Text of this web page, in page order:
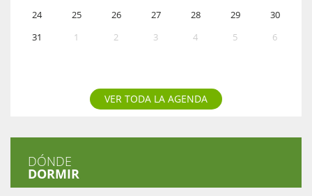
24
25 26 27 28 29
30
31
1 2 3 4 5 6
VER TODA LA AGENDA
DÓNDE
DORMIR